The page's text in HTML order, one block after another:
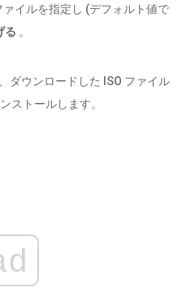
イルを指定し (デフォルト値で
る 。
ダウンロードした ISO ファイル
ストールします。